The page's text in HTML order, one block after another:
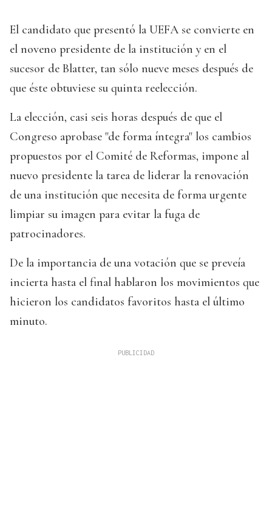
El candidato que presentó la UEFA se convierte en
el noveno presidente de la institución y en el
sucesor de Blatter, tan sólo nueve meses después de
que éste obtuviese su quinta reelección.
La elección, casi seis horas después de que el
Congreso aprobase "de forma íntegra" los cambios
propuestos por el Comité de Reformas, impone al
nuevo presidente la tarea de liderar la renovación
de una institución que necesita de forma urgente
limpiar su imagen para evitar la fuga de
patrocinadores.
De la importancia de una votación que se preveía
incierta hasta el final hablaron los movimientos que
hicieron los candidatos favoritos hasta el último
minuto.